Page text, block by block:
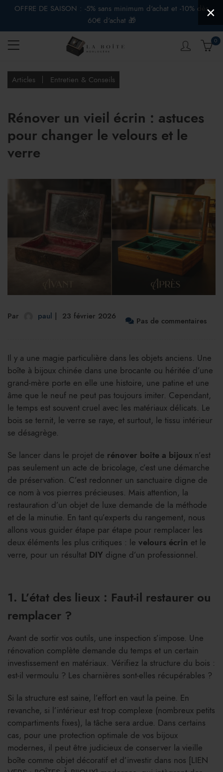
×
OFFRE DE SAISON : -5% sans minimum d'achat et -10% dès
60€ d'achat 🎁
0
Articles Entretien & Conseils
Rénover un vieil écrin : astuces
pour changer le velours et le
verre
Par paul 23 février 2026 Pas de commentaires
Il y a une magie particulière dans les objets anciens. Une
boîte à bijoux chinée dans une brocante ou héritée d’une
grand-mère porte en elle une histoire, une patine et une
âme que le neuf ne peut pas toujours imiter. Cependant,
le temps est souvent cruel avec les matériaux délicats. Le
bois se ternit, le verre se raye, et surtout, le tissu intérieur
se désagrège.
Se lancer dans le projet de rénover boite a bijoux n’est
pas seulement un acte de bricolage, c’est une démarche
de préservation. C’est redonner un sanctuaire digne de
ce nom à vos pierres précieuses. Mais attention, la
restauration d’un objet de luxe demande de la méthode
et de la minutie. En tant qu’experts du rangement, nous
allons vous guider étape par étape pour remplacer les
deux éléments les plus critiques : le velours écrin et le
verre, pour un résultat DIY digne d’un professionnel.
1. L’état des lieux : Faut-il restaurer ou
remplacer ?
Avant de sortir vos outils, une inspection s’impose. Une
rénovation complète demande du temps et un certain
investissement en matériaux. Vérifiez la structure du bois :
est-il vermoulu ? Les charnières sont-elles récupérables ?
Si la structure est saine, l’effort en vaut la peine. En
revanche, si l’intérieur est trop complexe (nombreux petits
compartiments fixes), la tâche sera ardue. Dans certains
cas, pour une protection optimale de vos bijoux
modernes, il peut être judicieux de conserver la vieille
boîte comme objet décoratif et d’investir dans nos [LIEN